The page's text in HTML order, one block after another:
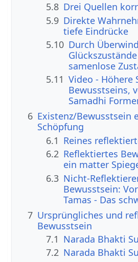
5.8 Drei Quellen
5.9 Direkte
tiefe Eindrücke
5.10 Durch
samenlose
5.11 Video - Höhere
Bewusstseins,
Samadhi
6 Existenz/Bewusstsein
Schöpfung
6.1 Reines
6.2 Reflektiertes
ein matter
6.3 Nicht-
Bewusstsein:
Tamas - Das
7 Ursprüngliches und
Bewusstsein
7.1 Narada Bhakti
7.2 Narada Bhakti